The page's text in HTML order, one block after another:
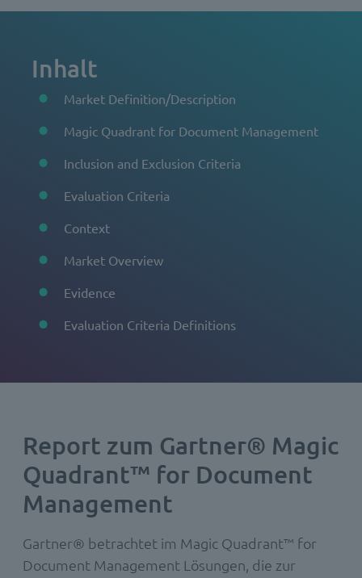
Inhalt
Market Definition/Description
Magic Quadrant for Document Management
Inclusion and Exclusion Criteria
Evaluation Criteria
Context
Market Overview
Evidence
Evaluation Criteria Definitions
Report zum Gartner® Magic
Quadrant™ for Document
Management
Gartner® betrachtet im Magic Quadrant™ for
Document Management Lösungen, die zur